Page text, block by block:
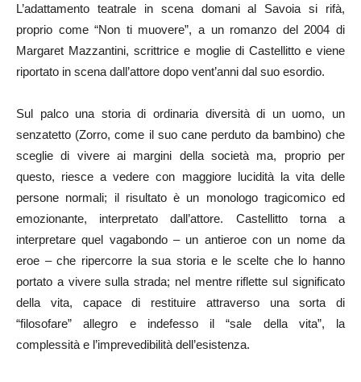
L’adattamento teatrale in scena domani al Savoia si rifà,
proprio come “Non ti muovere”, a un romanzo del 2004 di
Margaret Mazzantini, scrittrice e moglie di Castellitto e viene
riportato in scena dall’attore dopo vent’anni dal suo esordio.
Sul palco una storia di ordinaria diversità di un uomo, un
senzatetto (Zorro, come il suo cane perduto da bambino) che
sceglie di vivere ai margini della società ma, proprio per
questo, riesce a vedere con maggiore lucidità la vita delle
persone normali; il risultato è un monologo tragicomico ed
emozionante, interpretato dall’attore. Castellitto torna a
interpretare quel vagabondo – un antieroe con un nome da
eroe – che ripercorre la sua storia e le scelte che lo hanno
portato a vivere sulla strada; nel mentre riflette sul significato
della vita, capace di restituire attraverso una sorta di
“filosofare” allegro e indefesso il “sale della vita”, la
complessità e l’imprevedibilità dell’esistenza.